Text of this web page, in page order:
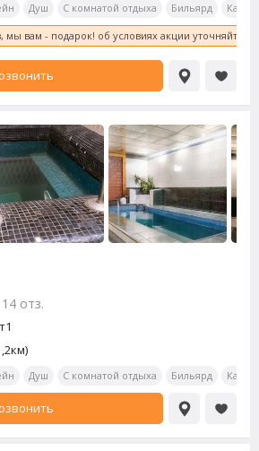
Душ С комнатой отдыха Бильярд
вам - подарок! об условиях акции уточняйте у
14 отз.
Душ С комнатой отдыха Бильярд